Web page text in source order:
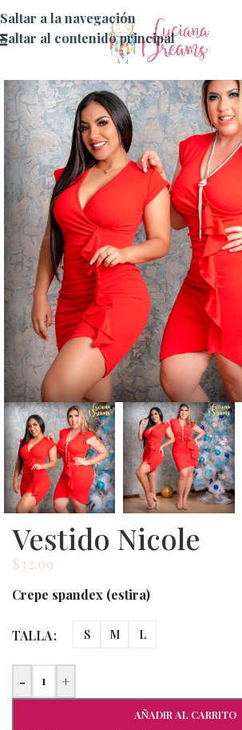
Saltar a la navegación
Saltar al contenido principal
Vestido Nicole
$32.99
Crepe spandex (estira)
TALLA S M L
- +
AÑADIR AL CARRITO